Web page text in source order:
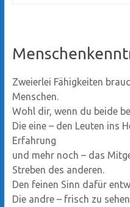
Zweierlei Fähigkeiten
Menschen.
Wohl dir, wenn du beide
Die eine – den Leuten ins
Erfahrung
und mehr noch – das
Streben des anderen.
Den feinen Sinn dafür
Die andre – frisch zu